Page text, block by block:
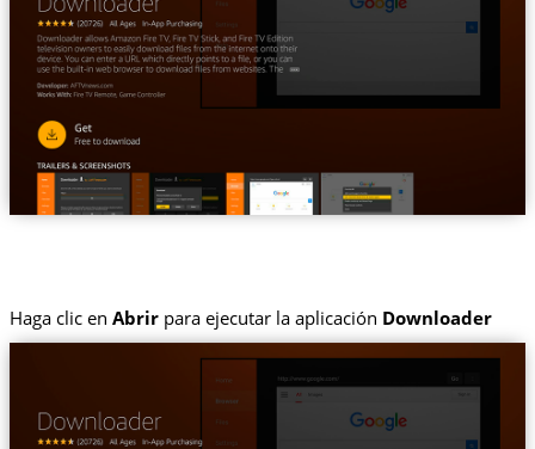
Haga clic en Abrirpara ejecutar la aplicación Downloader